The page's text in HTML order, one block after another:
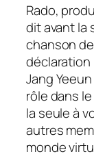
Rado,
dit avant la
chanson
déclaration
Jang
rôle dans
la seule à
autres
monde